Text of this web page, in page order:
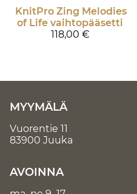
KnitPro Zing Melodies
of Life vaihtopääsetti
118,00 €
MYYMÄLÄ
Vuorentie 11
83900 Juuka
AVOINNA